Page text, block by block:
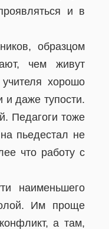
и в
образцом
чем живут
хорошо
и даже тупости.
Педагоги тоже
пьедестал не
что работу с
наименьшего
Им проще
а там,